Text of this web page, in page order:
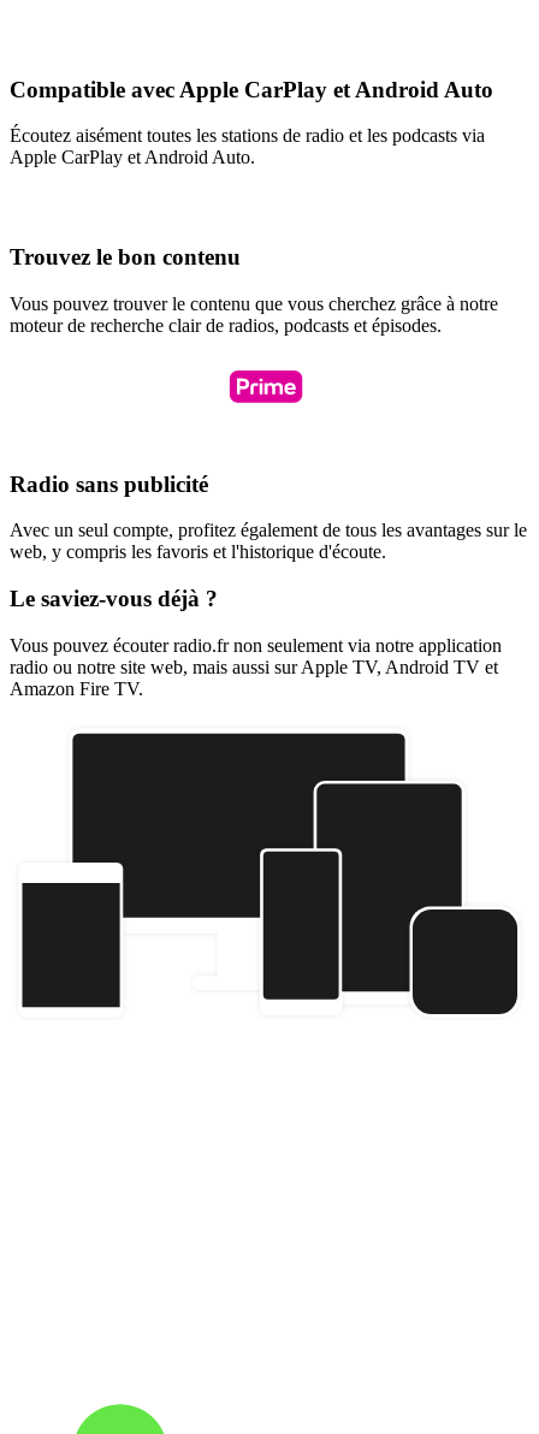
Compatible avec Apple CarPlay et Android Auto
Écoutez aisément toutes les stations de radio et les podcasts via
Apple CarPlay et Android Auto.
Trouvez le bon contenu
Vous pouvez trouver le contenu que vous cherchez grâce à notre
moteur de recherche clair de radios, podcasts et épisodes.
Radio sans publicité
Avec un seul compte, profitez également de tous les avantages sur le
web, y compris les favoris et l'historique d'écoute.
Le saviez-vous déjà ?
Vous pouvez écouter radio.fr non seulement via notre application
radio ou notre site web, mais aussi sur Apple TV, Android TV et
Amazon Fire TV.